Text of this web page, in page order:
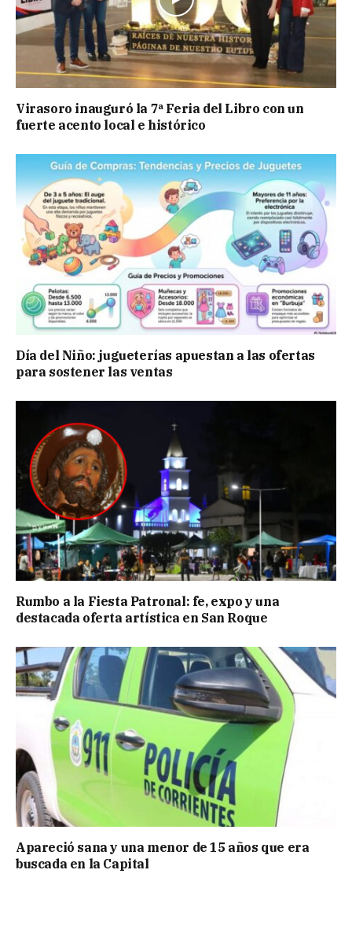
Virasoro inauguró la 7ª Feria del Libro con un
fuerte acento local e histórico
Día del Niño: jugueterías apuestan a las ofertas
para sostener las ventas
Rumbo a la Fiesta Patronal: fe, expo y una
destacada oferta artística en San Roque
Apareció sana y una menor de 15 años que era
buscada en la Capital